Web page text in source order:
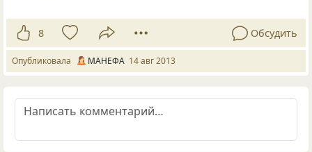
8 Обсудить
Опубликовала МАНЕФА 14 авг 2013